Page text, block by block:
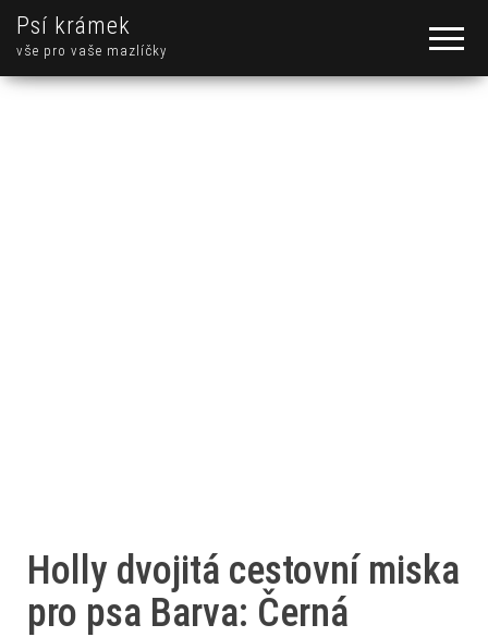
Psí krámek
vše pro vaše mazlíčky
Holly dvojitá cestovní miska
pro psa Barva: Černá